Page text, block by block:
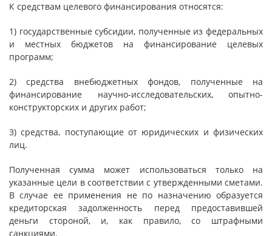
К средствам целевого финансирования относятся:
1) государственные субсидии, полученные из федеральных
и местных бюджетов на финансирование целевых
программ;
2) средства внебюджетных фондов, полученные на
финансирование научно-исследовательских, опытно-
конструкторских и других работ;
3) средства, поступающие от юридических и физических
лиц.
Полученная сумма может использоваться только на
указанные цели в соответствии с утвержденными сметами.
В случае ее применения не по назначению образуется
кредиторская задолженность перед предоставившей
деньги стороной, и, как правило, со штрафными
санкциями.